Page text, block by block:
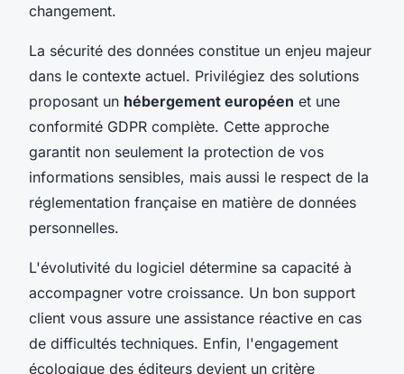
changement.
La sécurité des données constitue un enjeu majeur
dans le contexte actuel. Privilégiez des solutions
proposant un hébergement européen et une
conformité GDPR complète. Cette approche
garantit non seulement la protection de vos
informations sensibles, mais aussi le respect de la
réglementation française en matière de données
personnelles.
L'évolutivité du logiciel détermine sa capacité à
accompagner votre croissance. Un bon support
client vous assure une assistance réactive en cas
de difficultés techniques. Enfin, l'engagement
écologique des éditeurs devient un critère